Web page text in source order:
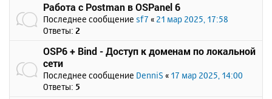
Работа с Postman в OSPanel 6
Последнее сообщение sf7 « 21 мар 2025, 17:58
Ответы: 2
OSP6 + Bind - Доступ к доменам по локальной
сети
Последнее сообщение DenniS « 17 мар 2025, 14:00
Ответы: 5